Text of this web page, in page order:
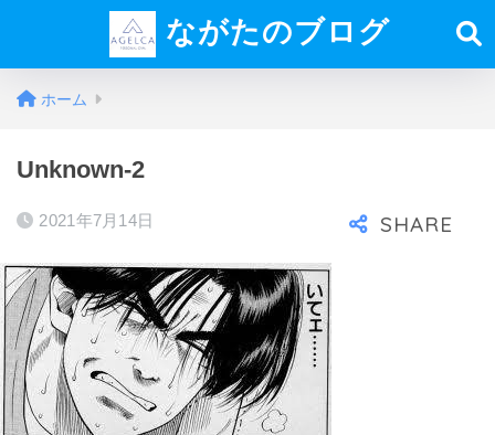
ながたのブログ
ホーム
Unknown-2
2021年7月14日